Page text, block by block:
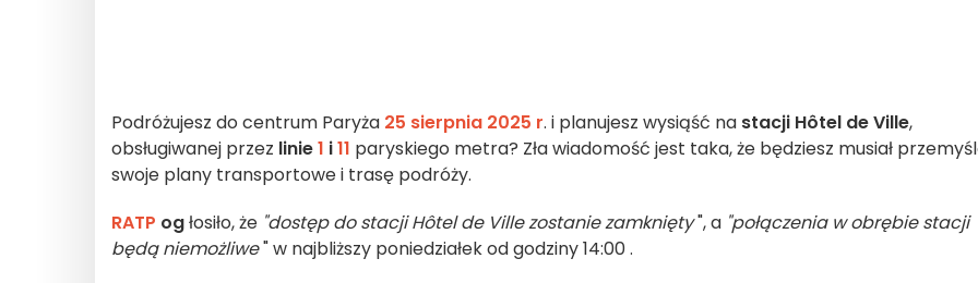
Podróżujesz do centrum Paryża 25 sierpnia 2025 r. i planujesz wysiąść na stacji Hôtel de Ville,
obsługiwanej przez linie1 i11 paryskiego metra? Zła wiadomość jest taka, że będziesz musiał
swoje plany transportowe i trasę podróży.
RATP ogłosiło, że "dostęp do stacji Hôtel de Ville zostanie zamknięty", a "połączenia w obrębie stacji
będą niemożliwe" w najbliższy poniedziałek od godziny 14:00 .